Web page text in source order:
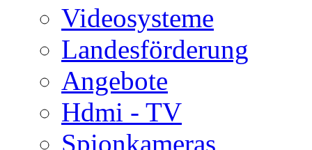
Videosysteme
Landesförderung
Angebote
Hdmi - TV
Spionkameras